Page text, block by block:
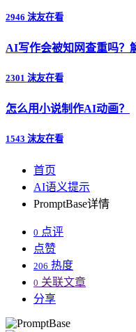
2946 沫友在看
AI写作会被知网查重吗？
2301 沫友在看
怎么用小说制作AI动画？
1543 沫友在看
首页
AI语义提示
PromptBase详情
0 点评
点赞
206 热度
0 关联文章
分享